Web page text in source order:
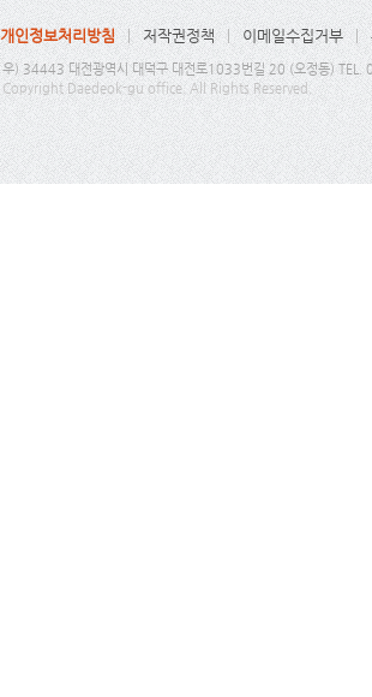
개인정보처리방침 저작권정책 이메일수집거부
우) 34443 대전광역시 대덕구 대전로1033번길 20 (오정동)
Copyright Daedeok-gu office. All Rights Reserved.